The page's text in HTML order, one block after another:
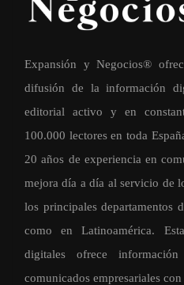
Expansión y Negocios®
difusión de la información
editorial activo y en
100.000 lectores en toda
20 años de experiencia en
mejora día a día al servicio de
los principales departamentos
como en Latinoamérica.
digitales ofrece
comunicados empresariales